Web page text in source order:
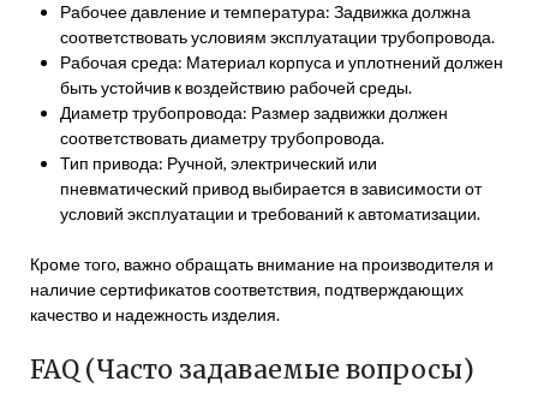
Рабочее давление и температура: Задвижка должна
соответствовать условиям эксплуатации трубопровода.
Рабочая среда: Материал корпуса и уплотнений должен
быть устойчив к воздействию рабочей среды.
Диаметр трубопровода: Размер задвижки должен
соответствовать диаметру трубопровода.
Тип привода: Ручной, электрический или
пневматический привод выбирается в зависимости от
условий эксплуатации и требований к автоматизации.
Кроме того, важно обращать внимание на производителя и
наличие сертификатов соответствия, подтверждающих
качество и надежность изделия.
FAQ (Часто задаваемые вопросы)